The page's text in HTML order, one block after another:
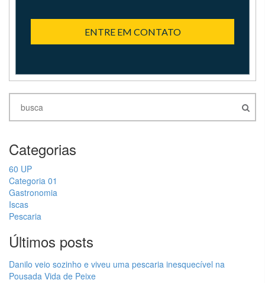
ENTRE EM CONTATO
Categorias
60 UP
Categoria 01
Gastronomia
Iscas
Pescaria
Últimos posts
Danilo veio sozinho e viveu uma pescaria inesquecível na
Pousada Vida de Peixe